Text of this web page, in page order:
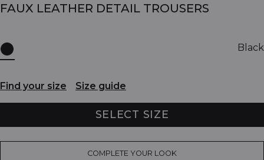
FAUX LEATHER DETAIL TROUSERS
Black
Find your size Size guide
SELECT SIZE
COMPLETE YOUR LOOK